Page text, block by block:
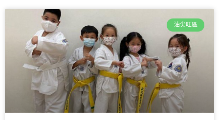
油尖旺區